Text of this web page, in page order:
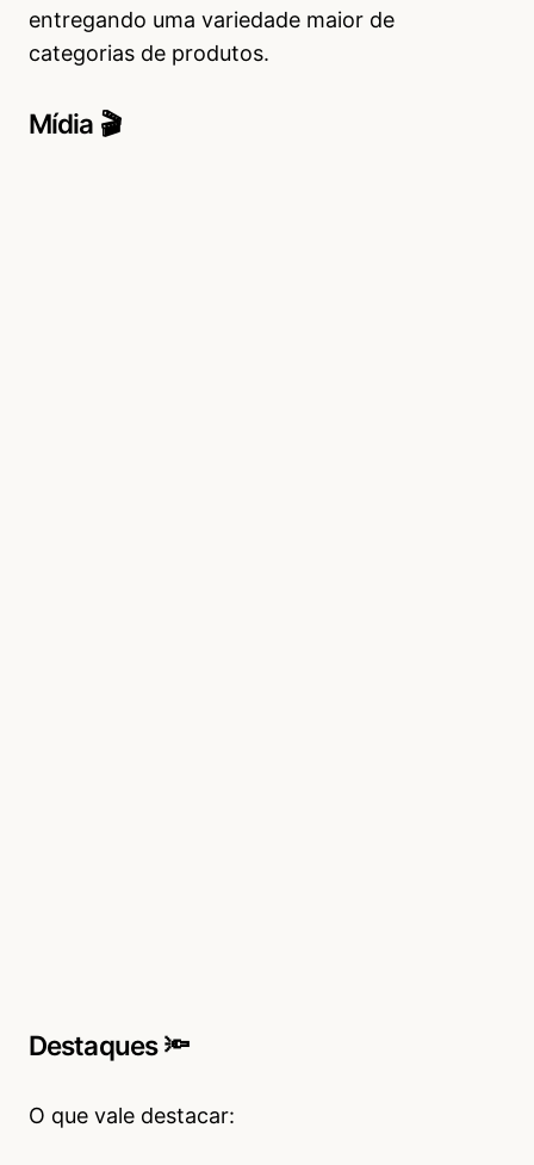
entregando uma variedade maior de
categorias de produtos.
Mídia 🎬
Destaques 🔦
O que vale destacar: